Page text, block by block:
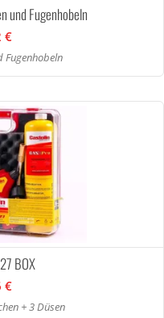
und Fugenhobeln
€
Fugenhobeln
BOX
€
+ 3 Düsen